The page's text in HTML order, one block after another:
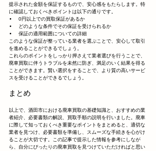
提示された金額を保証するもので、安心感をもたらします。特
に確認しておくべきポイントは以下の通りです。
0円以上での買取保証があるか
どのような条件でその保証を受けられるか
保証の適用範囲についての詳細
このような保証が整っている業者を選ぶことで、安心して取引
を進めることができるでしょう。
これらのポイントをしっかり押さえて業者選びを行うことで、
廃車買取に伴うトラブルを未然に防ぎ、満足のいく結果を得る
ことができます。賢い選択をすることで、より質の高いサービ
スを受けることができるでしょう。
まとめ
以上で、酒田市における廃車買取の基礎知識と、おすすめの業
者紹介、必要書類の解説、買取手順の説明を行いました。廃車
に際して知っておくべき重要なポイントをまとめると、適切な
業者を見つけ、必要書類を準備し、スムーズな手続きを心がけ
ることが大切です。この記事で提示した情報を参考にしなが
ら、自分にぴったりの廃車買取を見つけていただければと思い